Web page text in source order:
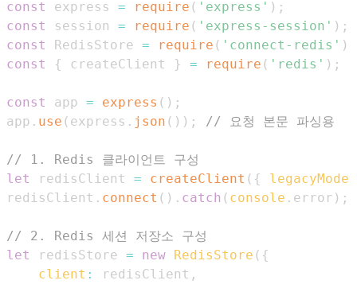
const express = require ( 'express' ) ;
const
session = require ( 'express-session' ) ;
const
RedisStore = require ( 'connect-redis' )
const
{ createClient } = require ( 'redis' ) ;
const app = express ( ) ;
app . use ( express . json ( ) ) ; // 요청 본문 파싱용
// 1. Redis 클라이언트 구성
let
redisClient = createClient ( { legacyMode
redisClient . connect ( ) . catch ( console . error ) ;
// 2. Redis 세션 저장소 구성
let
redisStore = new RedisStore ( {
client : redisClient ,